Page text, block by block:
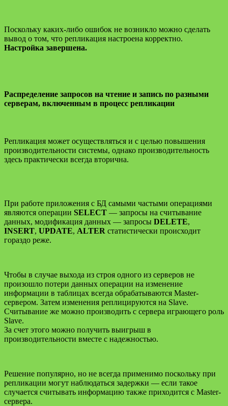
Поскольку каких-либо ошибок не возникло можно сделать
вывод о том, что репликация настроена корректно.
Настройка завершена.
Распределение запросов на чтение и запись по разными
серверам, включенным в процесс репликации
Репликация может осуществляться и с целью повышения
производительности системы, однако производительность
здесь практически всегда вторична.
При работе приложения с БД самыми частыми операциями
являются операции SELECT — запросы на считывание
данных, модификация данных — запросы DELETE,
INSERT, UPDATE, ALTER статистически происходит
гораздо реже.
Чтобы в случае выхода из строя одного из серверов не
произошло потери данных операции на изменение
информации в таблицах всегда обрабатываются Master-
сервером. Затем изменения реплицируются на Slave.
Считывание же можно производить с сервера играющего роль
Slave.
За счет этого можно получить выигрыш в
производительности вместе с надежностью.
Решение популярно, но не всегда применимо поскольку при
репликации могут наблюдаться задержки — если такое
случается считывать информацию также приходится с Master-
сервера.